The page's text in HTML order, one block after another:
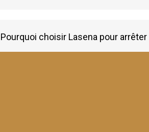
Pourquoi choisir Lasena pour